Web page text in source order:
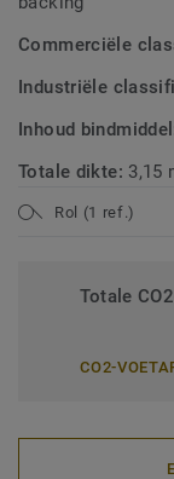
Commerciële
Industriële
Inhoud
Totale dikte: 3,15
Rol (1 ref.)
Totale
CO2-